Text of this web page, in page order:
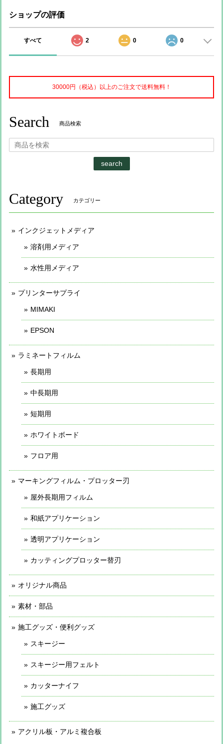
ショップの評価
すべて 2 0 0
30000円（税込）以上のご注文で送料無料！
Search 商品検索
search
Category カテゴリー
インクジェットメディア
溶剤用メディア
水性用メディア
プリンターサプライ
MIMAKI
EPSON
ラミネートフィルム
長期用
中長期用
短期用
ホワイトボード
フロア用
マーキングフィルム・プロッター刃
屋外長期用フィルム
和紙アプリケーション
透明アプリケーション
カッティングプロッター替刃
オリジナル商品
素材・部品
施工グッズ・便利グッズ
スキージー
スキージー用フェルト
カッターナイフ
施工グッズ
アクリル板・アルミ複合板